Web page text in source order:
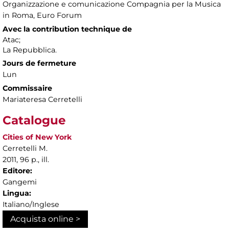
Organizzazione e comunicazione Compagnia per la Musica
in Roma, Euro Forum
Avec la contribution technique de
Atac;
La Repubblica.
Jours de fermeture
Lun
Commissaire
Mariateresa Cerretelli
Catalogue
Cities of New York
Cerretelli M.
2011, 96 p., ill.
Editore:
Gangemi
Lingua:
Italiano/Inglese
Acquista online >